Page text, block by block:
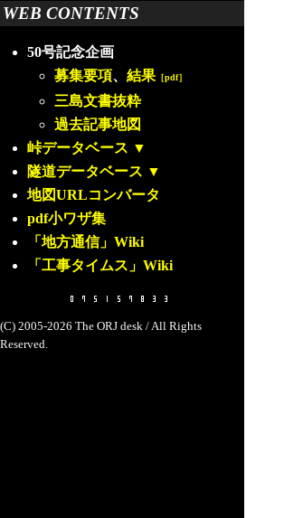
WEB CONTENTS
50号記念企画
募集要項、 結果 ［pdf］
三島文書抜粋
過去記事地図
峠データベース ▼
隧道データベース ▼
地図URLコンバータ
pdf小ワザ集
「地方通信」Wiki
「工事タイムス」Wiki
(C) 2005-2026 The ORJ desk / All Rights
Reserved.